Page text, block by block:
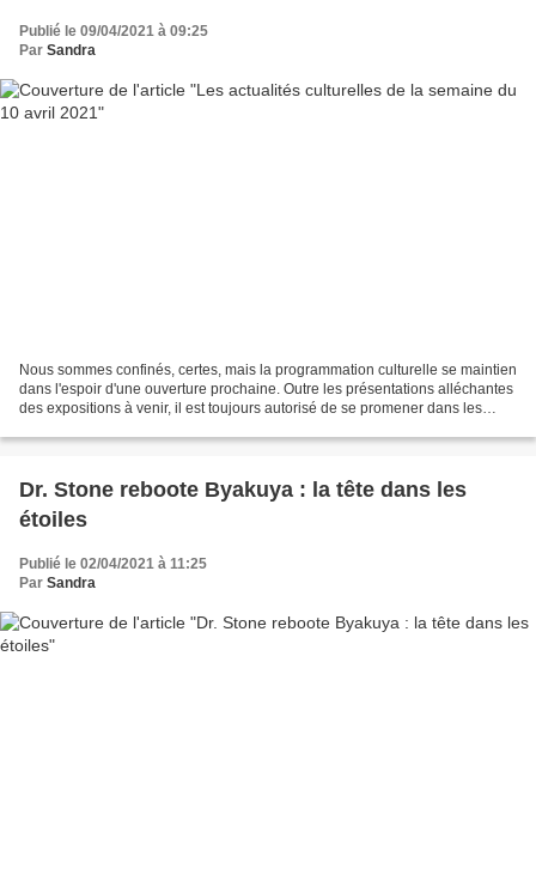
Publié le 09/04/2021 à 09:25
Par Sandra
Nous sommes confinés, certes, mais la programmation culturelle se maintien
dans l'espoir d'une ouverture prochaine. Outre les présentations alléchantes
des expositions à venir, il est toujours autorisé de se promener dans les
Dr. Stone reboote Byakuya : la tête dans les
étoiles
Publié le 02/04/2021 à 11:25
Par Sandra